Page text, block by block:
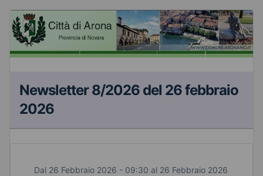
Newsletter 8/2026 del 26 febbraio
2026
Dal 26 Febbraio 2026 - 09:30 al 26 Febbraio 2026